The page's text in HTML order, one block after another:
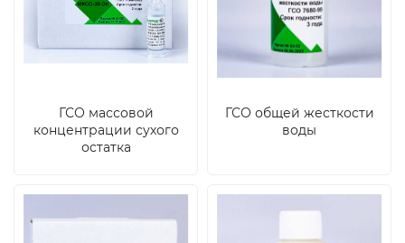
ГСО массовой
концентрации сухого
остатка
ГСО общей жесткости
воды